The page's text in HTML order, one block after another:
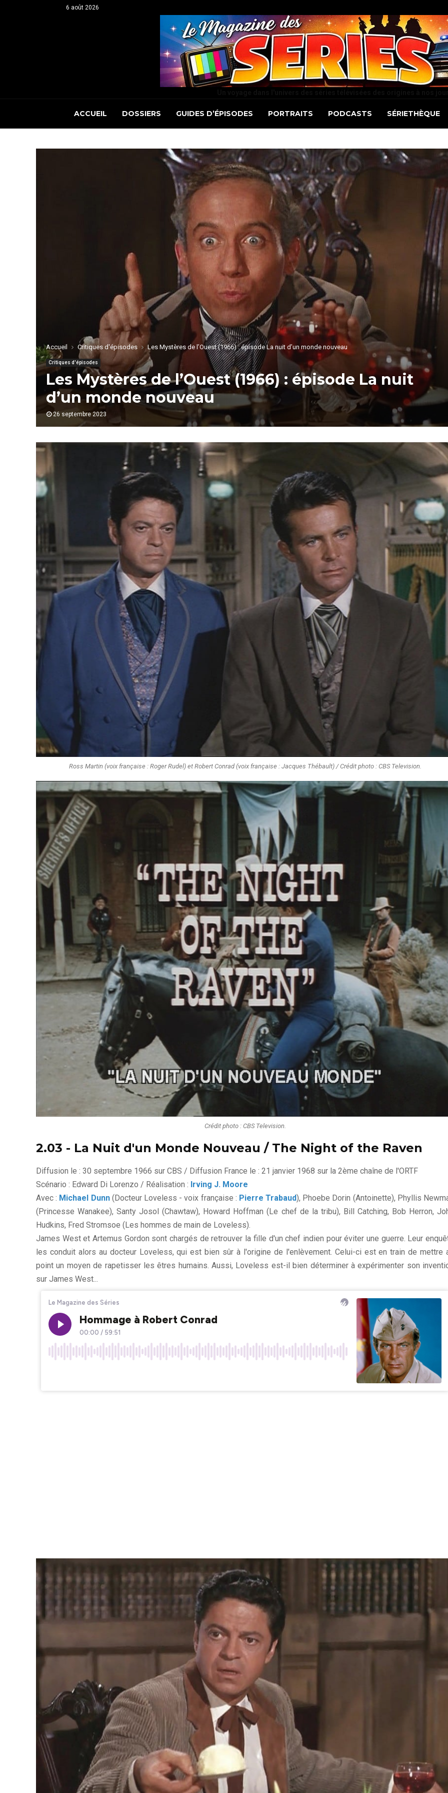
6 août 2026
ACCUEIL DOSSIERS GUIDES D’ÉPISODES PORTRAITS PODCASTS SÉRIETHÈQUE
Accueil Critiques d'épisodes Les Mystères de l’Ouest (1966) : épisode La nuit d’un monde nouveau
Critiques d'épisodes
Les Mystères de l’Ouest (1966) : épisode La nuit
d’un monde nouveau
26 septembre 2023
Ross Martin (voix française : Roger Rudel) et Robert Conrad (voix française : Jacques Thébault) / Crédit photo : CBS Television.
Crédit photo : CBS Television.
2.03 - La Nuit d'un Monde Nouveau / The Night of the Raven
Diffusion le : 30 septembre 1966 sur CBS / Diffusion France le : 21 janvier 1968 sur la 2ème chaîne de l'ORTF
Scénario : Edward Di Lorenzo / Réalisation : Irving J. Moore
Avec : Michael Dunn(Docteur Loveless - voix française : Pierre Trabaud), Phoebe Dorin (Antoinette), Phyllis
(Princesse Wanakee), Santy Josol (Chawtaw), Howard Hoffman (Le chef de la tribu), Bill Catching, Bob Herron,
Hudkins, Fred Stromsoe (Les hommes de main de Loveless).
James West et Artemus Gordon sont chargés de retrouver la fille d'un chef indien pour éviter une guerre. Leur
les conduit alors au docteur Loveless, qui est bien sûr à l'origine de l'enlèvement. Celui-ci est en train de mettre
point un moyen de rapetisser les êtres humains. Aussi, Loveless est-il bien déterminer à expérimenter son
sur James West...